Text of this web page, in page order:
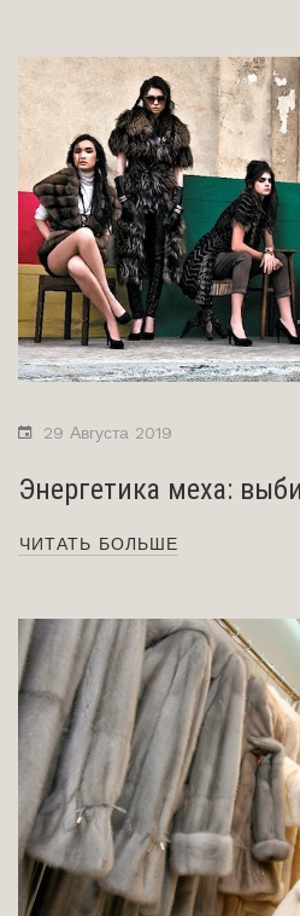
29 Августа 2019
Энергетика меха:
ЧИТАТЬ БОЛЬШЕ